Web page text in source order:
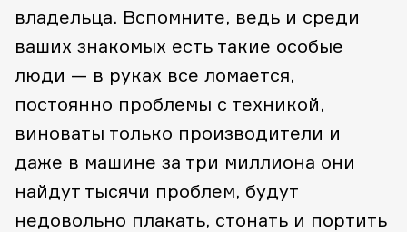
владельца. Вспомните, ведь и среди
ваших знакомых есть такие особые
люди — в руках все ломается,
постоянно проблемы с техникой,
виноваты только производители и
даже в машине за три миллиона они
найдут тысячи проблем, будут
недовольно плакать, стонать и портить